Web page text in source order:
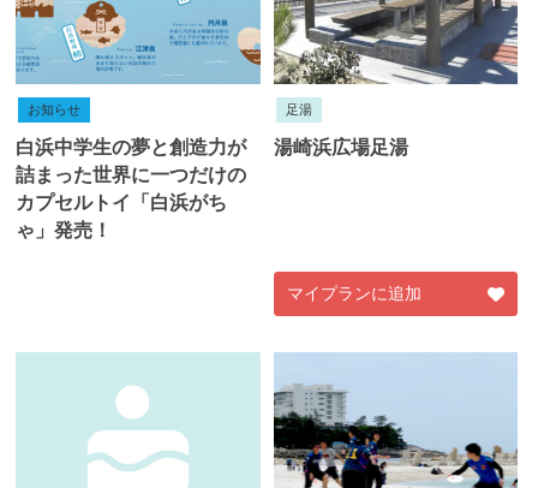
お知らせ
白浜中学生の夢と創造力が
詰まった世界に一つだけの
カプセルトイ「白浜がち
ゃ」発売！
足湯
湯崎浜広場足湯
マイプランに追加